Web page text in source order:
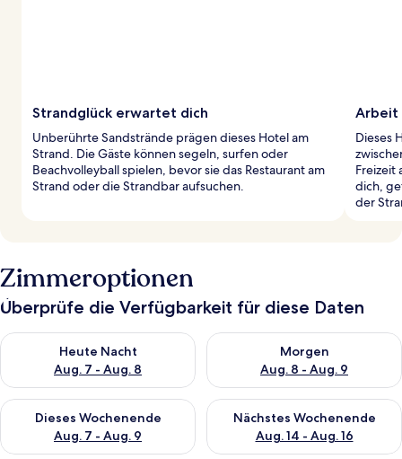
Strandglück erwartet dich
Unberührte Sandstrände prägen dieses Hotel am
Strand. Die Gäste können segeln, surfen oder
Beachvolleyball spielen, bevor sie das Restaurant am
Strand oder die Strandbar aufsuchen.
Arbeit
Dieses
Freizeit
dich,
der
Zimmeroptionen
Überprüfe die Verfügbarkeit für diese Daten
Heute Nacht
Aug. 7 - Aug. 8
Überprüfe die Verfügbarkeit für heute Nacht, Aug. 7 - Aug. 8.
Morgen
Aug. 8 - Aug. 9
Überprüfe die Verfügbarkeit
Dieses Wochenende
Aug. 7 - Aug. 9
Überprüfe die Verfügbarkeit für dieses Wochenende, Aug. 7
Nächstes Wochenende
Aug. 14 - Aug. 16
Überprüfe die Verfügbarkeit